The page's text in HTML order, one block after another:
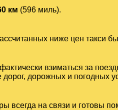
км (596 миль).
ниже цен такси
взиматься за
дорог, дорожных и погодных
всегда на связи и готовы